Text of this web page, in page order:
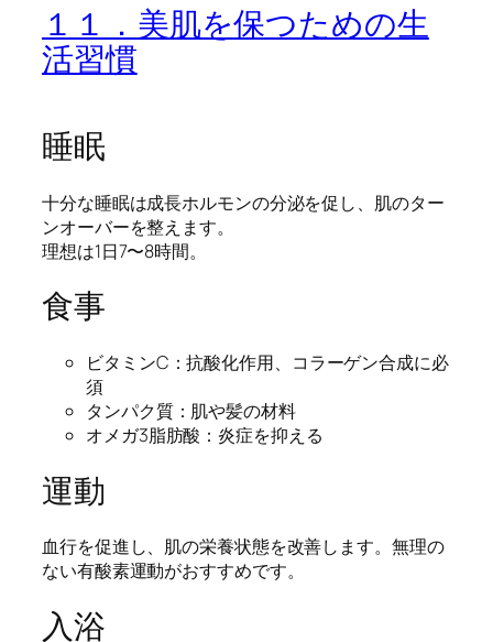
１１．美肌を保つための生
活習慣
睡眠
十分な睡眠は成長ホルモンの分泌を促し、肌のター
ンオーバーを整えます。
理想は1日7〜8時間。
食事
ビタミンC：抗酸化作用、コラーゲン合成に必
須
タンパク質：肌や髪の材料
オメガ3脂肪酸：炎症を抑える
運動
血行を促進し、肌の栄養状態を改善します。無理の
ない有酸素運動がおすすめです。
入浴